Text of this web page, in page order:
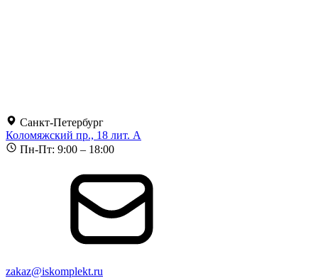
Санкт-Петербург
Коломяжский пр., 18 лит. А
Пн-Пт: 9:00 – 18:00
zakaz@iskomplekt.ru